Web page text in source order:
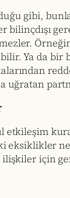
gibi,
bilinçdışı
Ya da
uğratan
etkileşim
eksiklikler
için